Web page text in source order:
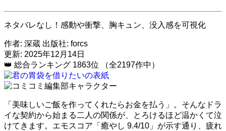
ネタバレなし！感動や衝撃、胸キュン、没入感を可視化
作者: 深蔵 出版社: forcs
更新: 2025年12月14日
👑 総合ランキング 1863位 （全2197作中）
「美味しいご飯を作ってくれたらお金を払う」。そんなドラ
イな契約から始まる二人の関係が、とろけるほど温かくて泣
けてきます。 エモスコア「癒やし 9.4/10」 が示す通り、疲れ